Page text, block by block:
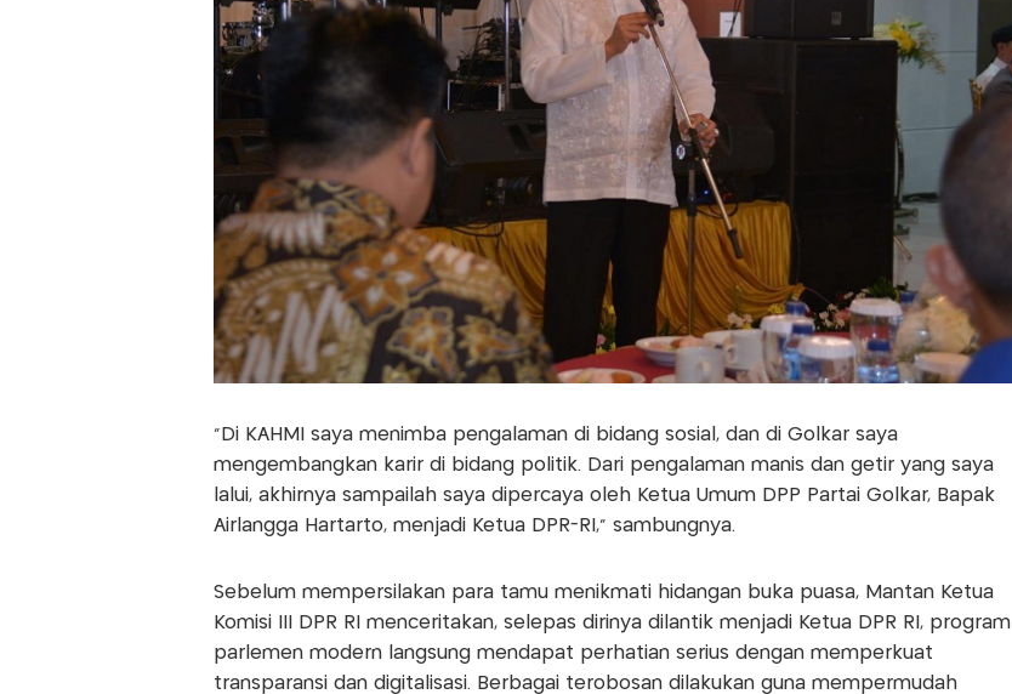
“Di KAHMI saya menimba pengalaman di bidang sosial, dan di Golkar saya
mengembangkan karir di bidang politik. Dari pengalaman manis dan getir yang saya
lalui, akhirnya sampailah saya dipercaya oleh Ketua Umum DPP Partai Golkar, Bapak
Airlangga Hartarto, menjadi Ketua DPR-RI," sambungnya.
Sebelum mempersilakan para tamu menikmati hidangan buka puasa, Mantan Ketua
Komisi III DPR RI menceritakan, selepas dirinya dilantik menjadi Ketua DPR RI, program
parlemen modern langsung mendapat perhatian serius dengan memperkuat
transparansi dan digitalisasi. Berbagai terobosan dilakukan guna mempermudah